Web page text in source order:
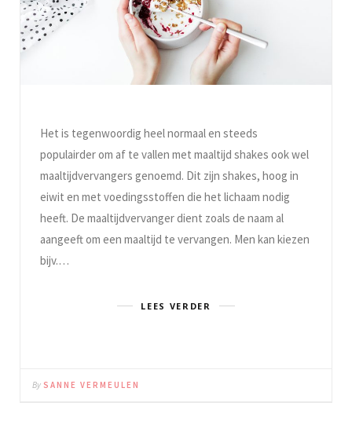
Het is tegenwoordig heel normaal en steeds
populairder om af te vallen met maaltijd shakes ook wel
maaltijdvervangers genoemd. Dit zijn shakes, hoog in
eiwit en met voedingsstoffen die het lichaam nodig
heeft. De maaltijdvervanger dient zoals de naam al
aangeeft om een maaltijd te vervangen. Men kan kiezen
bijv.…
LEES VERDER
By SANNE VERMEULEN